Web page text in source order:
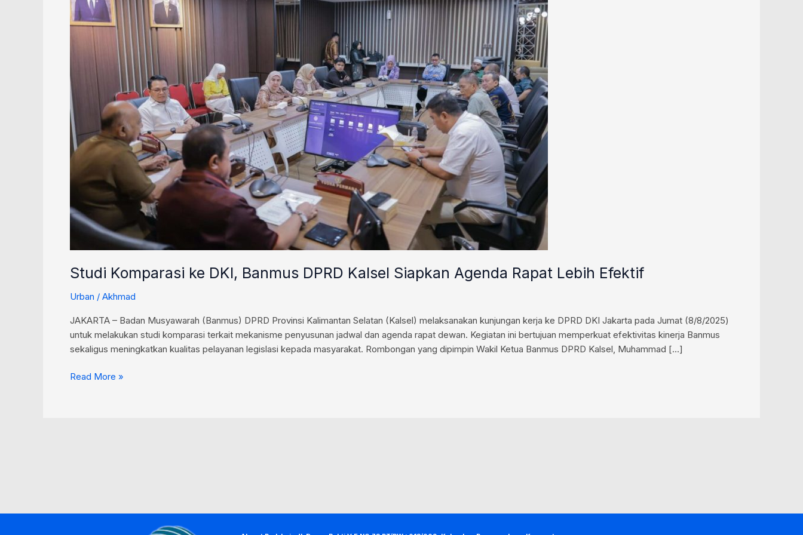
Studi Komparasi ke DKI, Banmus DPRD Kalsel Siapkan Agenda Rapat Lebih Efektif
Urban / Akhmad
JAKARTA – Badan Musyawarah (Banmus) DPRD Provinsi Kalimantan Selatan (Kalsel) melaksanakan kunjungan kerja ke DPRD DKI Jakarta pada Jumat (8/8/2025)
untuk melakukan studi komparasi terkait mekanisme penyusunan jadwal dan agenda rapat dewan. Kegiatan ini bertujuan memperkuat efektivitas kinerja Banmus
sekaligus meningkatkan kualitas pelayanan legislasi kepada masyarakat. Rombongan yang dipimpin Wakil Ketua Banmus DPRD Kalsel, Muhammad […]
DPRD
Kalsel
Siapkan
Agenda
Lebih
Efektif
Read More »